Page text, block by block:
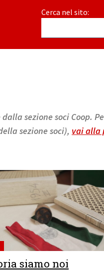
Cerca nel sito:
sezione soci Coop.
sezione soci), vai alla
siamo noi